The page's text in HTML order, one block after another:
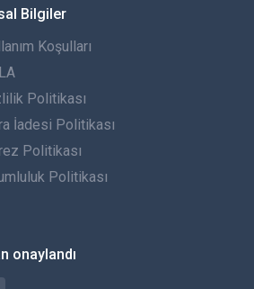
Bilgiler
Koşulları
Politikası
İadesi Politikası
Politikası
Politikası
onaylandı